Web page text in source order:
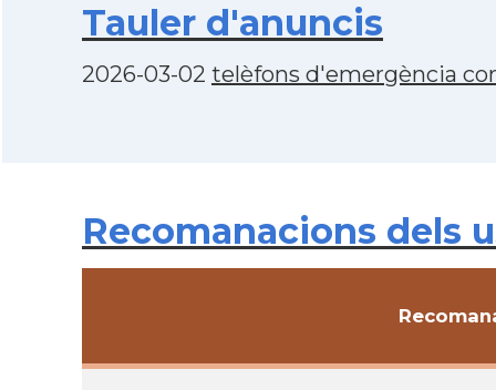
Tauler d'anuncis
2026-03-02 telèfons d'emergència
Recomanacions dels